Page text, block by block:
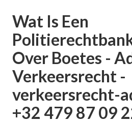
Wat Is Een
Over Boetes -
Verkeersrecht -
verkeersrecht-
+32 479 87 09